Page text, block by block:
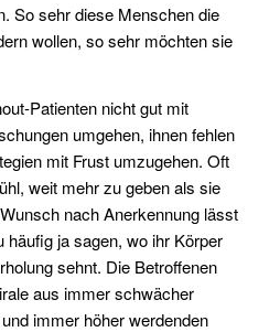
So sehr diese Menschen die
wollen, so sehr möchten sie
Patienten nicht gut mit
umgehen, ihnen fehlen
mit Frust umzugehen. Oft
weit mehr zu geben als sie
nach Anerkennung lässt
häufig ja sagen, wo ihr Körper
sehnt. Die Betroffenen
aus immer schwächer
immer höher werdenden